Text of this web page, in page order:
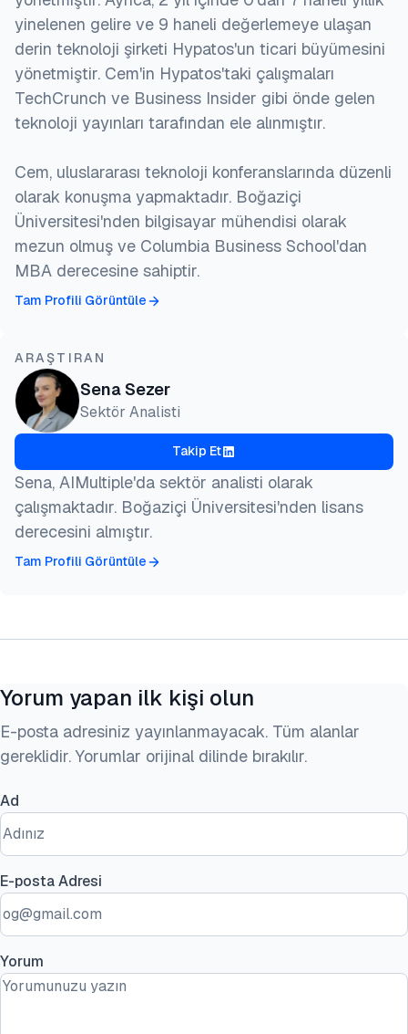
yinelenen gelire ve 9 haneli değerlemeye ulaşan
derin teknoloji şirketi Hypatos'un ticari büyümesini
yönetmiştir. Cem'in Hypatos'taki çalışmaları
TechCrunch ve Business Insider gibi önde gelen
teknoloji yayınları tarafından ele alınmıştır.
Cem, uluslararası teknoloji konferanslarında düzenli
olarak konuşma yapmaktadır. Boğaziçi
Üniversitesi'nden bilgisayar mühendisi olarak
mezun olmuş ve Columbia Business School'dan
MBA derecesine sahiptir.
Tam Profili Görüntüle
ARAŞTIRAN
Sena Sezer
Sektör Analisti
Takip Et
Sena, AIMultiple'da sektör analisti olarak
çalışmaktadır. Boğaziçi Üniversitesi'nden lisans
derecesini almıştır.
Tam Profili Görüntüle
Yorum yapan ilk kişi olun
E-posta adresiniz yayınlanmayacak. Tüm alanlar
gereklidir. Yorumlar orijinal dilinde bırakılır.
Ad
E-posta Adresi
Yorum